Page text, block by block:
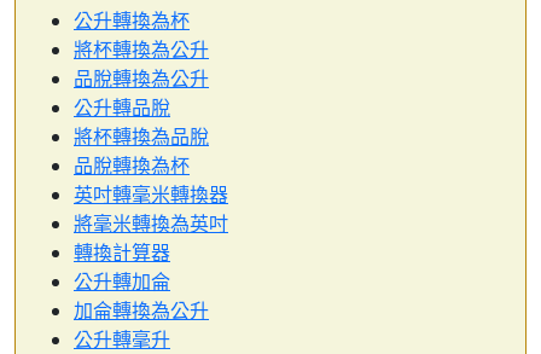
公升轉換為杯
將杯轉換為公升
品脫轉換為公升
公升轉品脫
將杯轉換為品脫
品脫轉換為杯
英吋轉毫米轉換器
將毫米轉換為英吋
轉換計算器
公升轉加侖
加侖轉換為公升
公升轉毫升